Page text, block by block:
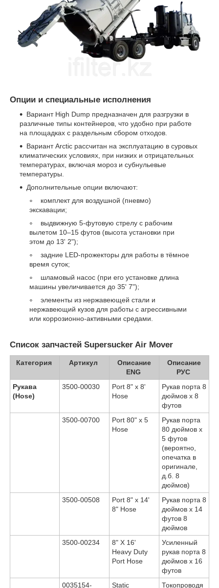
Опции и специальные исполнения
Вариант High Dump предназначен для разгрузки в
различные типы контейнеров, что удобно при работе
на площадках с раздельным сбором отходов.
Вариант Arctic рассчитан на эксплуатацию в суровых
климатических условиях, при низких и отрицательных
температурах, включая мороз и субнульевые
температуры.
Дополнительные опции включают:
комплект для воздушной (пневмо)
экскавации;
выдвижную 5-футовую стрелу с рабочим
вылетом 10–15 футов (высота установки при
этом до 13' 2");
задние LED-прожекторы для работы в тёмное
время суток;
шламовый насос (при его установке длина
машины увеличивается до 35' 7");
элементы из нержавеющей стали и
нержавеющий кузов для работы с агрессивными
или коррозионно-активными средами.
Список запчастей Supersucker Air Mover
Категория Артикул
Описание
ENG
Описание
РУС
Рукава
(Hose)
3500-00030
Port 8" x 8'
Hose
Рукав порта 8
дюймов x 8
футов
3500-00700
Port 80" x 5
Hose
Рукав порта
80 дюймов x
5 футов
(вероятно,
опечатка в
оригинале,
д.б. 8
дюймов)
3500-00508
Port 8" x 14'
8" Hose
Рукав порта 8
дюймов x 14
футов 8
дюймов
3500-00234
8" X 16'
Heavy Duty
Port Hose
Усиленный
рукав порта 8
дюймов x 16
футов
0035154-
Static Токопроводя